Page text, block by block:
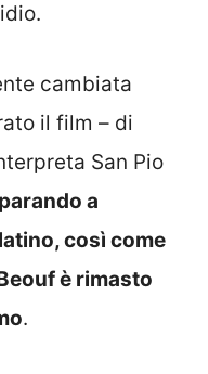
cambiata
il film – di
San Pio
a
così come
è rimasto
.